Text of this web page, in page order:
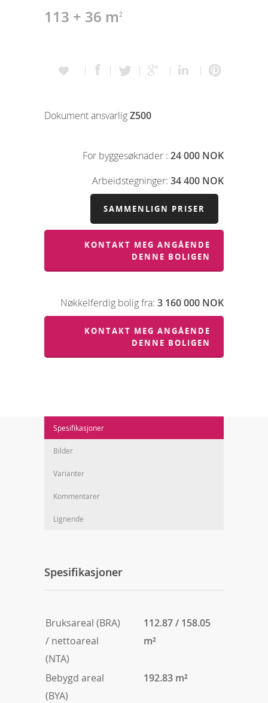
113 + 36 m2
Dokument ansvarligZ500
For byggesøknader : 24 000 NOK
Arbeidstegninger: 34 400 NOK
SAMMENLIGN PRISER
KONTAKT MEG ANGÅENDE
DENNE BOLIGEN
Nøkkelferdig bolig fra: 3 160 000 NOK
KONTAKT MEG ANGÅENDE
DENNE BOLIGEN
Spesifikasjoner
Bilder
Varianter
Kommentarer
Lignende
Spesifikasjoner
Bruksareal (BRA)
/ nettoareal
(NTA)
112.87 / 158.05
m²
Bebygd areal
(BYA)
192.83 m²